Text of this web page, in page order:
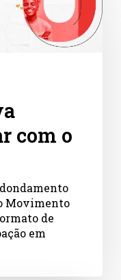
com o
Movimento
de
em